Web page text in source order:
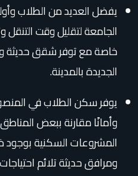
يفضل العديد من الطلاب
الجامعة لتقليل وقت التنقل
خاصة مع توفر شقق حديثة
الجديدة بالمدينة.
يوفر سكن الطلاب في
وأمانًا مقارنة ببعض المناطق
المشروعات السكنية
ومرافق حديثة تلائم